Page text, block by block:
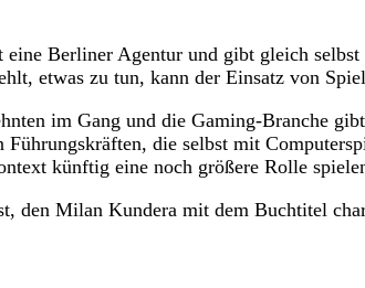
Berliner Agentur und gibt gleich
etwas zu tun, kann der Einsatz von
im Gang und die Gaming-Branche
Führungskräften, die selbst mit
künftig eine noch größere Rolle
den Milan Kundera mit dem Buchtitel